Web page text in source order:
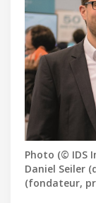
Photo (© IDS
Daniel Seiler
(fondateur,